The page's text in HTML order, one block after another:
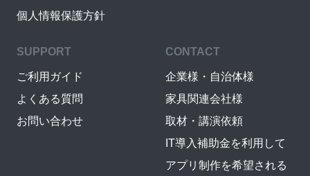
個人情報保護方針
SUPPORT
ご利用ガイド
よくある質問
お問い合わせ
CONTACT
企業様・自治体様
家具関連会社様
取材・講演依頼
IT導入補助金を利用して
アプリ制作を希望される